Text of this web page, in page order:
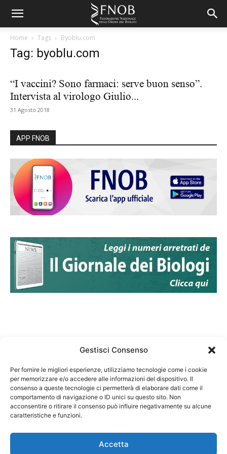
Gestisci Consenso
Per fornire le migliori esperienze, utilizziamo tecnologie come i cookie
per memorizzare e/o accedere alle informazioni del dispositivo. Il
consenso a queste tecnologie ci permetterà di elaborare dati come il
comportamento di navigazione o ID unici su questo sito. Non
acconsentire o ritirare il consenso può influire negativamente su alcune
caratteristiche e funzioni.
Accetta
Home Tags Byoblu.com
Tag: byoblu.com
“I vaccini? Sono farmaci: serve buon senso”.
Intervista al virologo Giulio...
31 Agosto 2018
APP FNOB
Federazione Nazionale Degli Ordini dei Biologi:
codice fiscale 80069130583
Responsabile sito internet www.fnob.it: Vincenzo